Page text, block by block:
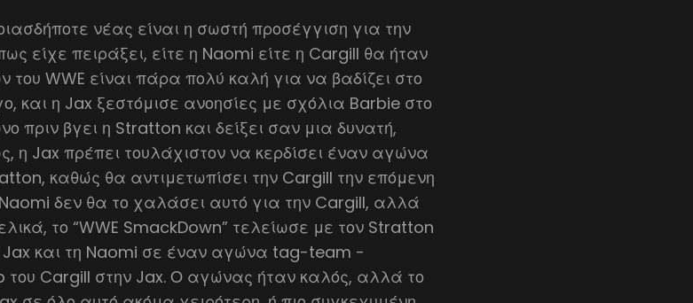
νέας είναι η σωστή προσέγγιση για την
είχε πειράξει, είτε η Naomi είτε η Cargill θα ήταν
WWE είναι πάρα πολύ καλή για να βαδίζει στο
και η Jax ξεστόμισε ανοησίες με σχόλια Barbie στο
πριν βγει η Stratton και δείξει σαν μια δυνατή,
η Jax πρέπει τουλάχιστον να κερδίσει έναν αγώνα
καθώς θα αντιμετωπίσει την Cargill την επόμενη
δεν θα το χαλάσει αυτό για την Cargill, αλλά
το “WWE SmackDown” τελείωσε με τον Stratton
Jax και τη Naomi σε έναν αγώνα tag-team -
Cargill στην Jax. Ο αγώνας ήταν καλός, αλλά το